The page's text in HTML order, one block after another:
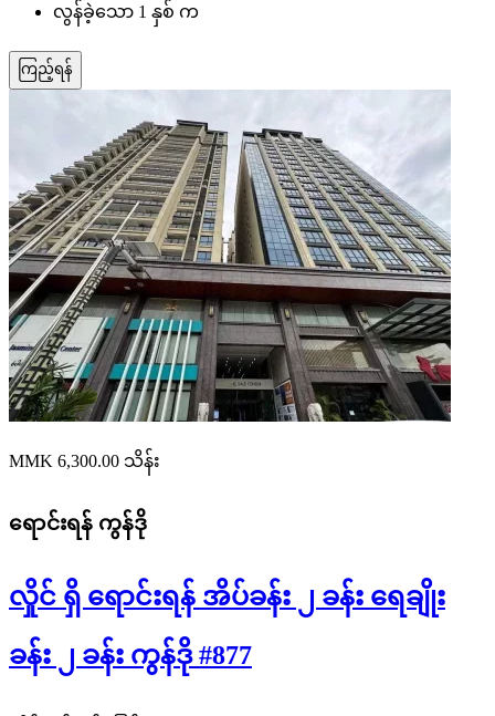
လွန်ခဲ့သော 1 နှစ် က
ကြည့်ရန်
MMK 6,300.00 သိန်း
ရောင်းရန် ကွန်ဒို
လှိုင် ရှိ ရောင်းရန် အိပ်ခန်း ၂ ခန်း ရေချိုး
ခန်း ၂ ခန်း ကွန်ဒို #877